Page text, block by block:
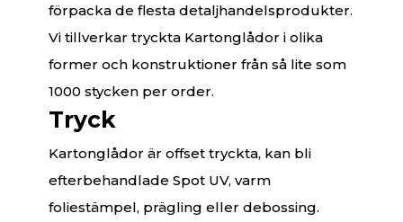
förpacka de flesta detaljhandelsprodukter.
Vi tillverkar tryckta Kartonglådor i olika
former och konstruktioner från så lite som
1000 stycken per order.
Tryck
Kartonglådor är offset tryckta, kan bli
efterbehandlade Spot UV, varm
foliestämpel, prägling eller debossing.